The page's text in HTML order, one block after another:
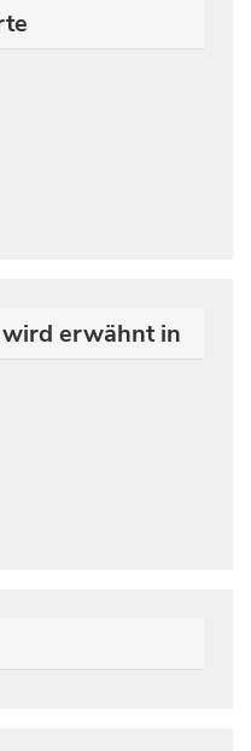
erwähnt in